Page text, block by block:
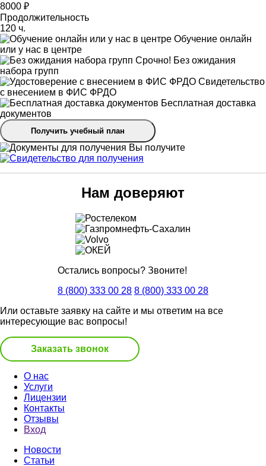
8000 ₽
Продолжительность
120 ч.
Обучение онлайн
или у нас в центре
Срочно! Без ожидания
набора групп
Свидетельство
с внесением в ФИС ФРДО
Бесплатная доставка
документов
Получить учебный план
Вы получите
Нам доверяют
Остались вопросы? Звоните!
8 (800) 333 00 28 8 (800) 333 00 28
Или оставьте заявку на сайте и мы ответим на все
интересующие вас вопросы!
Заказать звонок
О нас
Услуги
Лицензии
Контакты
Отзывы
Вход
Новости
Статьи